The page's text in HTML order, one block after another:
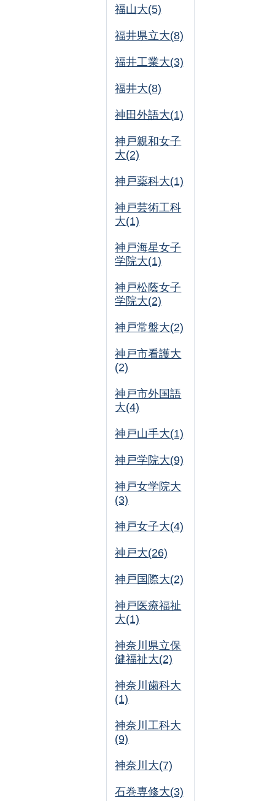
福山大(5)
福井県立大(8)
福井工業大(3)
福井大(8)
神田外語大(1)
神戸親和女子
大(2)
神戸薬科大(1)
神戸芸術工科
大(1)
神戸海星女子
学院大(1)
神戸松蔭女子
学院大(2)
神戸常盤大(2)
神戸市看護大
(2)
神戸市外国語
大(4)
神戸山手大(1)
神戸学院大(9)
神戸女学院大
(3)
神戸女子大(4)
神戸大(26)
神戸国際大(2)
神戸医療福祉
大(1)
神奈川県立保
健福祉大(2)
神奈川歯科大
(1)
神奈川工科大
(9)
神奈川大(7)
石巻専修大(3)